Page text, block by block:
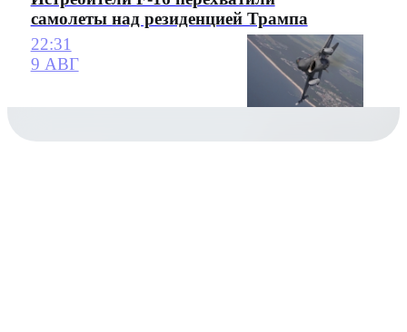
самолеты над резиденцией Трампа
22:31
9 АВГ